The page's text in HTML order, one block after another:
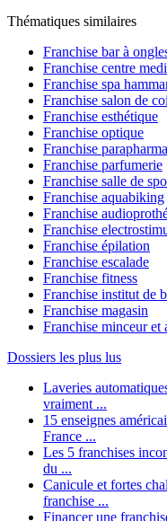
Thématiques similaires
Franchise bar à
Franchise centre
Franchise spa
Franchise salon de
Franchise esthétique
Franchise optique
Franchise
Franchise parfumerie
Franchise salle de
Franchise aquabiking
Franchise
Franchise
Franchise épilation
Franchise escalade
Franchise fitness
Franchise institut de
Franchise magasin
Franchise minceur et
Dossiers les plus lus
Laveries
vraiment ...
15 enseignes
France ...
Les 5 franchises
du ...
Canicule et fortes
franchise ...
Financer une